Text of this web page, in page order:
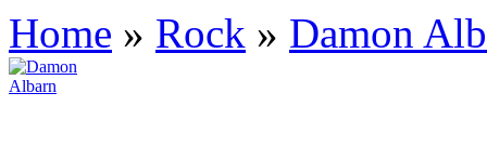
Home » Rock » Damon